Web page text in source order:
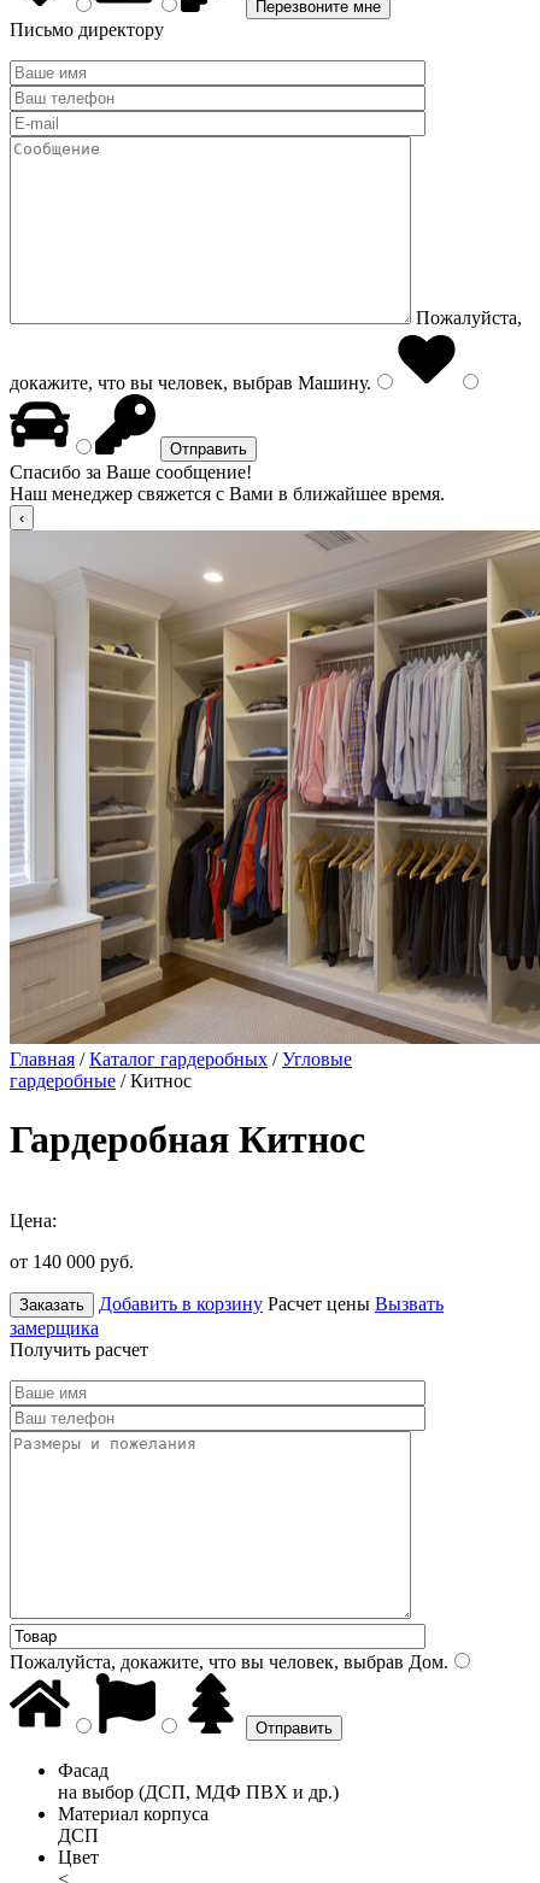
Письмо директору
Пожалуйста,
докажите, что вы человек, выбрав Машину.
Спасибо за Ваше сообщение!
Наш менеджер свяжется с Вами в ближайшее время.
Главная /Каталог гардеробных /Угловые
гардеробные / Китнос
Гардеробная Китнос
Цена:
от 140 000 руб.
Заказать Добавить в корзину Расчет цены Вызвать
замерщика
Получить расчет
Пожалуйста, докажите, что вы человек, выбрав Дом.
Фасад
на выбор (ДСП, МДФ ПВХ и др.)
Материал корпуса
ДСП
Цвет
<